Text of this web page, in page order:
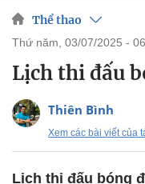
Thể thao
thứ năm, 03/07/2025 -
Lịch thi đấu
Thiên Bình
Xem các bài viết của
Lịch thi đấu bóng